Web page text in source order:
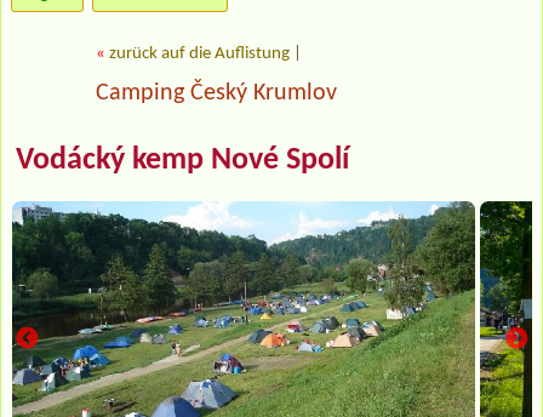
« zurück auf die Auflistung
Camping Český Krumlov
Vodácký kemp Nové Spolí